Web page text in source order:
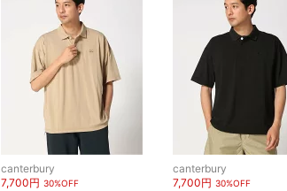
canterbury
7,700円 30%OFF
canterbury
7,700円 30%OFF